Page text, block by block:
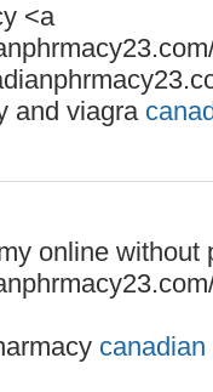
<a
and viagra
online without